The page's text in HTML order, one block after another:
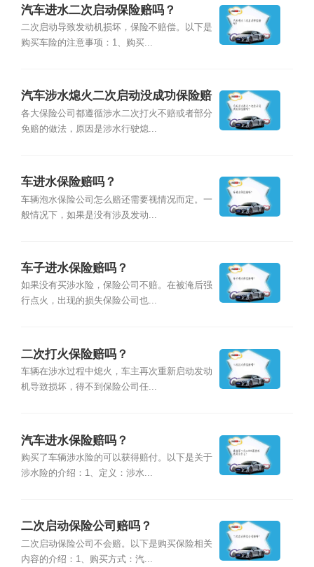
汽车进水二次启动保险赔吗？
二次启动导致发动机损坏，保险不赔偿。以下是
购买车险的注意事项：1、购买...
汽车涉水熄火二次启动没成功保险赔
吗？
各大保险公司都遵循涉水二次打火不赔或者部分
免赔的做法，原因是涉水行驶熄...
车进水保险赔吗？
车辆泡水保险公司怎么赔还需要视情况而定。一
般情况下，如果是没有涉及发动...
车子进水保险赔吗？
如果没有买涉水险，保险公司不赔。在被淹后强
行点火，出现的损失保险公司也...
二次打火保险赔吗？
车辆在涉水过程中熄火，车主再次重新启动发动
机导致损坏，得不到保险公司任...
汽车进水保险赔吗？
购买了车辆涉水险的可以获得赔付。以下是关于
涉水险的介绍：1、定义：涉水...
二次启动保险公司赔吗？
二次启动保险公司不会赔。以下是购买保险相关
内容的介绍：1、购买方式：汽...